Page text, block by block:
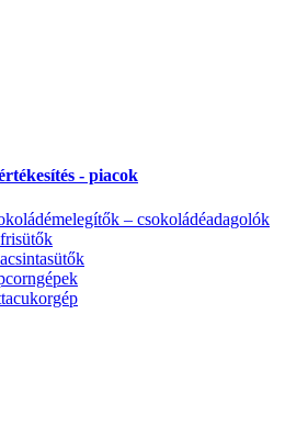
- piacok
– csokoládéadagolók